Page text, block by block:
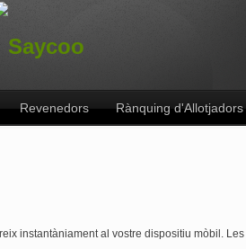
Revenedors Rànquing d'Allotjadors
instantàniament al vostre dispositiu mòbil.